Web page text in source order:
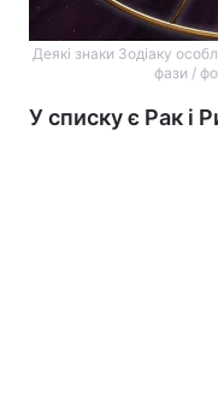
Деякі знаки Зодіаку
фази /
У списку є Рак і